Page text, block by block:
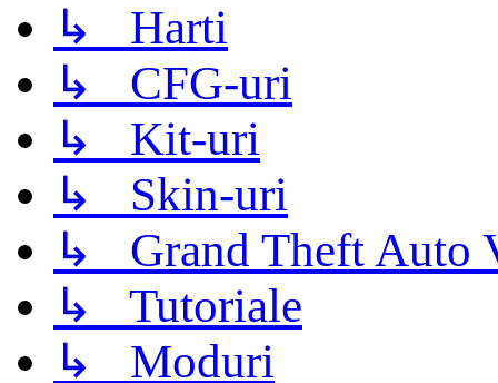
↳ Harti
↳ CFG-uri
↳ Kit-uri
↳ Skin-uri
↳ Grand Theft Auto
↳ Tutoriale
↳ Moduri